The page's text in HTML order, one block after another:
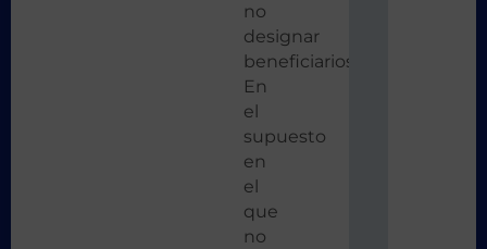
no
designar
beneficiarios.
En
el
supuesto
en
el
que
no